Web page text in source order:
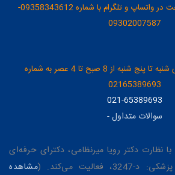
مشاوره رایگان بصورت چت در واتساپ و تلگرام با شماره 09358343612-
09302007587
تماس تلفنی در روزهای شنبه تا پنج شنبه از 8 صبح تا 4 عصر به شماره
02165389693
021-65389693
سوالات متداول-
نظارت دکتر رویا میرنظامی، دکترای حرفه‌ای
فعالیت می‌کند. (
مشاهده